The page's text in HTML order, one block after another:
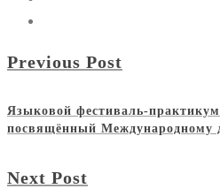
Previous Post
Языковой фестиваль-
посвящённый Международному
Next Post